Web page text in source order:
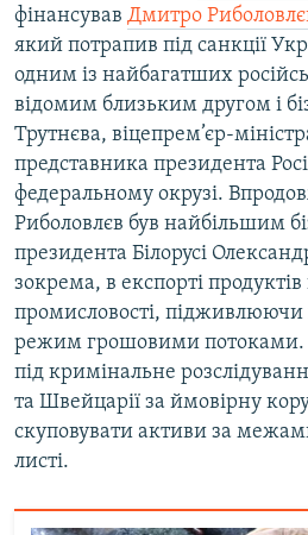
фінансував Дмитро
який потрапив під санкції
одним із найбагатших
відомим близьким другом і
Трутнєва, віцепрем’єр-
представника президента
федеральному окрузі.
Риболовлєв був найбільшим
президента Білорусі
зокрема, в експорті продуктів
промисловості, підживлюючи
режим грошовими потоками.
під кримінальне
та Швейцарії за ймовірну
скуповувати активи за
листі.